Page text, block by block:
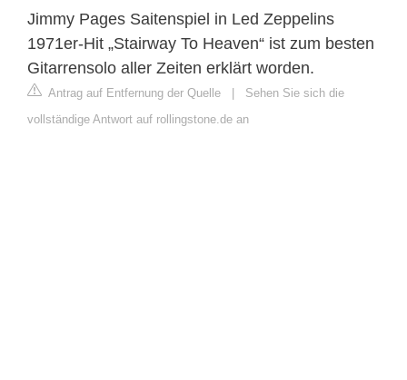
Jimmy Pages Saitenspiel in Led Zeppelins
1971er-Hit „Stairway To Heaven“ ist zum besten
Gitarrensolo aller Zeiten erklärt worden.
Antrag auf Entfernung der Quelle | Sehen Sie sich die
vollständige Antwort auf rollingstone.de an